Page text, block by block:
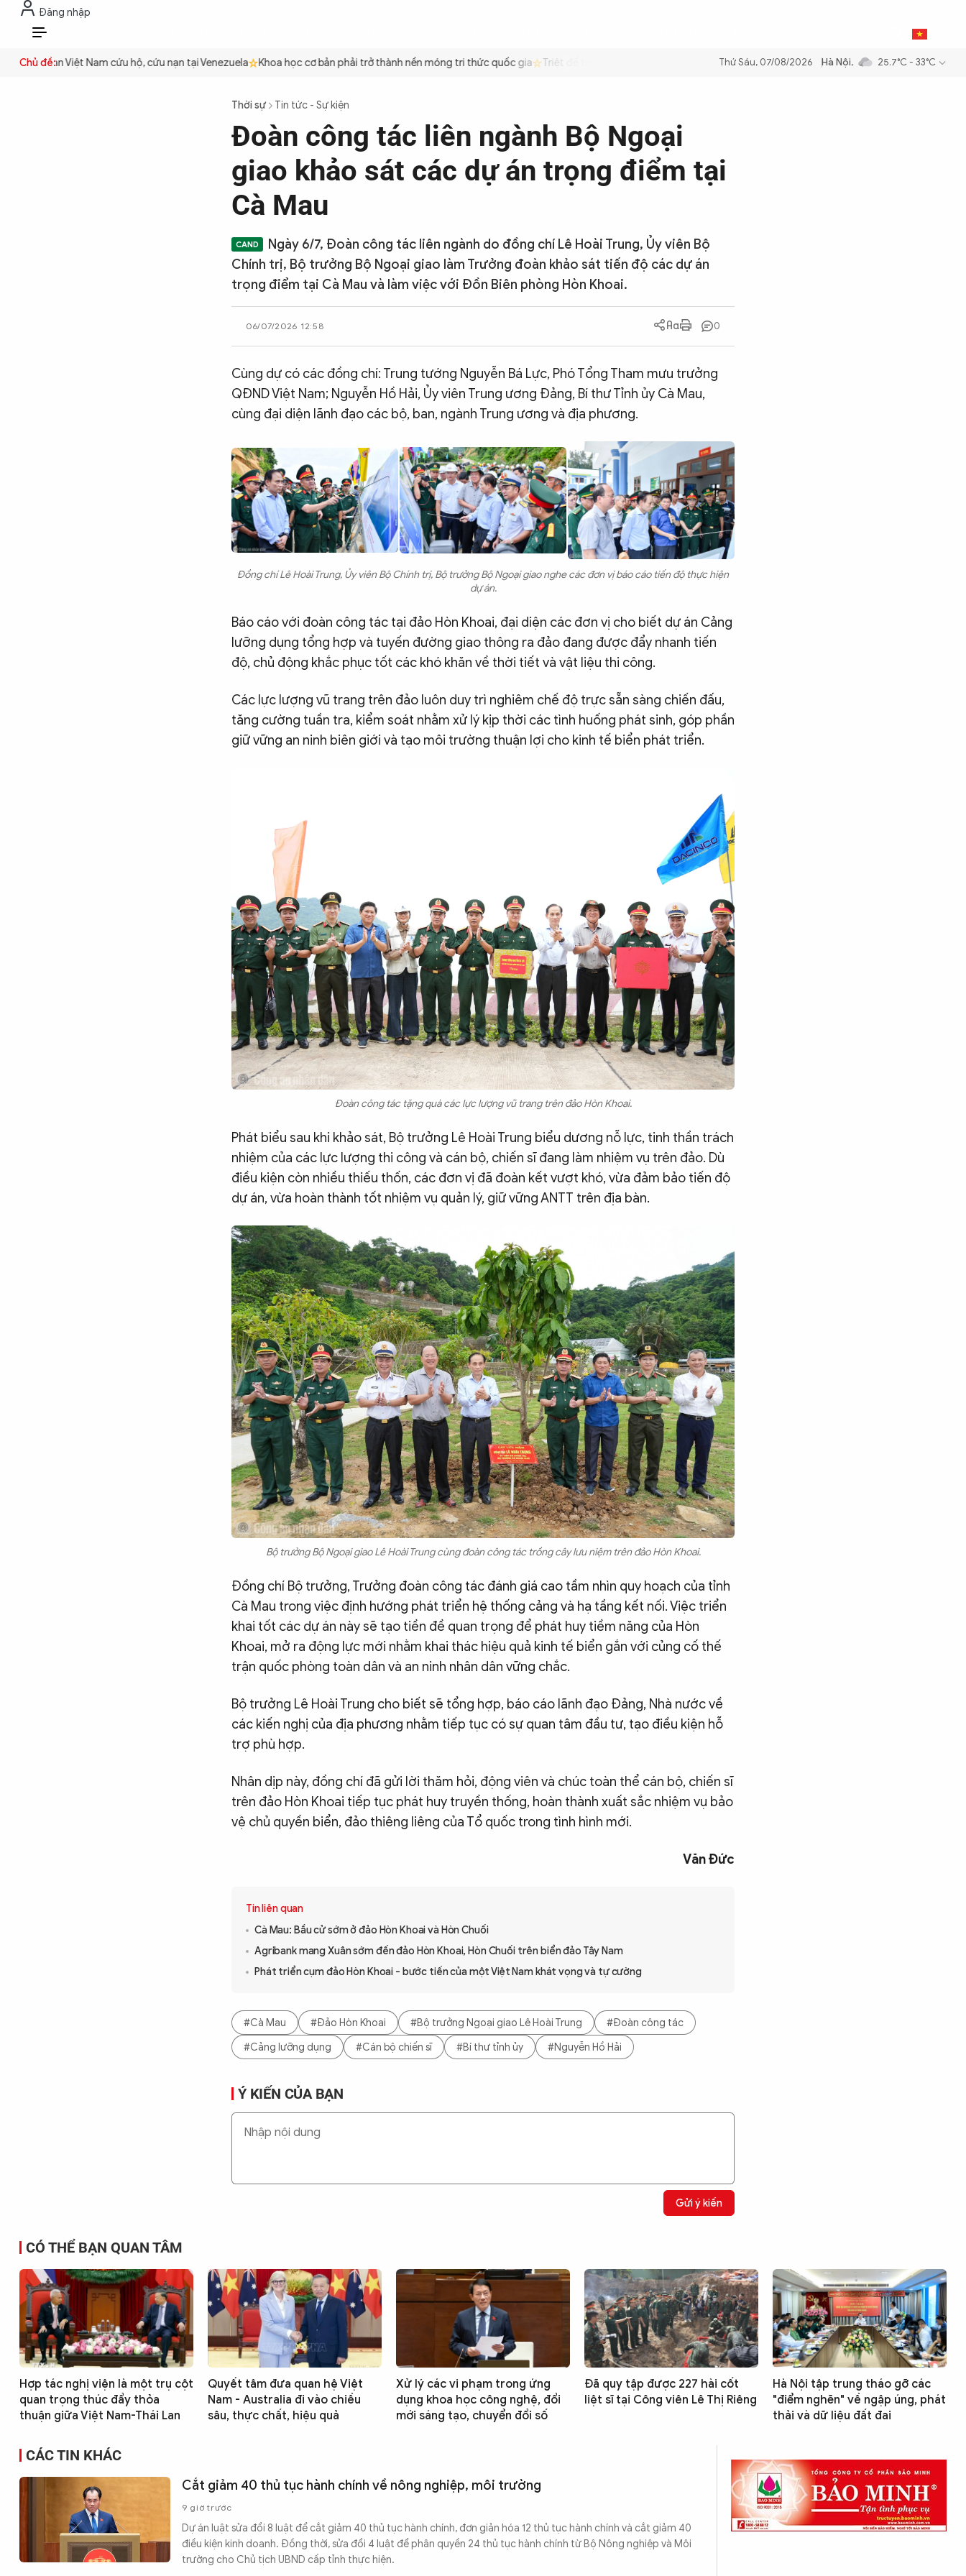
Đăng nhập
VI
Chủ đề:
Công an Việt Nam cứu hộ, cứu nạn tại Venezuela Khoa học cơ bản phải trở thành nền móng tri thức quốc gia Triệt để tiết kiệm xăng dầu để đảm bảo an ninh năng lượng quốc gia Thực hiện Nghị quyết
Thứ Sáu, 07/08/2026 Hà Nội, 25.7°C - 33°C
Thời sự Tin tức - Sự kiện
Đoàn công tác liên ngành Bộ Ngoại
giao khảo sát các dự án trọng điểm tại
Cà Mau
Ngày 6/7, Đoàn công tác liên ngành do đồng chí Lê Hoài Trung, Ủy viên Bộ
Chính trị, Bộ trưởng Bộ Ngoại giao làm Trưởng đoàn khảo sát tiến độ các dự án
trọng điểm tại Cà Mau và làm việc với Đồn Biên phòng Hòn Khoai.
06/07/2026 12:58 0
Cùng dự có các đồng chí: Trung tướng Nguyễn Bá Lực, Phó Tổng Tham mưu trưởng
QĐND Việt Nam; Nguyễn Hồ Hải, Ủy viên Trung ương Đảng, Bí thư Tỉnh ủy Cà Mau,
cùng đại diện lãnh đạo các bộ, ban, ngành Trung ương và địa phương.
Đồng chí Lê Hoài Trung, Ủy viên Bộ Chính trị, Bộ trưởng Bộ Ngoại giao nghe các đơn vị báo cáo tiến độ thực hiện
dự án.
Báo cáo với đoàn công tác tại đảo Hòn Khoai, đại diện các đơn vị cho biết dự án Cảng
lưỡng dụng tổng hợp và tuyến đường giao thông ra đảo đang được đẩy nhanh tiến
độ, chủ động khắc phục tốt các khó khăn về thời tiết và vật liệu thi công.
Các lực lượng vũ trang trên đảo luôn duy trì nghiêm chế độ trực sẵn sàng chiến đấu,
tăng cường tuần tra, kiểm soát nhằm xử lý kịp thời các tình huống phát sinh, góp phần
giữ vững an ninh biên giới và tạo môi trường thuận lợi cho kinh tế biển phát triển.
Đoàn công tác tặng quà các lực lượng vũ trang trên đảo Hòn Khoai.
Phát biểu sau khi khảo sát, Bộ trưởng Lê Hoài Trung biểu dương nỗ lực, tinh thần trách
nhiệm của các lực lượng thi công và cán bộ, chiến sĩ đang làm nhiệm vụ trên đảo. Dù
điều kiện còn nhiều thiếu thốn, các đơn vị đã đoàn kết vượt khó, vừa đảm bảo tiến độ
dự án, vừa hoàn thành tốt nhiệm vụ quản lý, giữ vững ANTT trên địa bàn.
Bộ trưởng Bộ Ngoại giao Lê Hoài Trung cùng đoàn công tác trồng cây lưu niệm trên đảo Hòn Khoai.
Đồng chí Bộ trưởng, Trưởng đoàn công tác đánh giá cao tầm nhìn quy hoạch của tỉnh
Cà Mau trong việc định hướng phát triển hệ thống cảng và hạ tầng kết nối. Việc triển
khai tốt các dự án này sẽ tạo tiền đề quan trọng để phát huy tiềm năng của Hòn
Khoai, mở ra động lực mới nhằm khai thác hiệu quả kinh tế biển gắn với củng cố thế
trận quốc phòng toàn dân và an ninh nhân dân vững chắc.
Bộ trưởng Lê Hoài Trung cho biết sẽ tổng hợp, báo cáo lãnh đạo Đảng, Nhà nước về
các kiến nghị của địa phương nhằm tiếp tục có sự quan tâm đầu tư, tạo điều kiện hỗ
trợ phù hợp.
Nhân dịp này, đồng chí đã gửi lời thăm hỏi, động viên và chúc toàn thể cán bộ, chiến sĩ
trên đảo Hòn Khoai tiếp tục phát huy truyền thống, hoàn thành xuất sắc nhiệm vụ bảo
vệ chủ quyền biển, đảo thiêng liêng của Tổ quốc trong tình hình mới.
Văn Đức
Tin liên quan
Cà Mau: Bầu cử sớm ở đảo Hòn Khoai và Hòn Chuối
Agribank mang Xuân sớm đến đảo Hòn Khoai, Hòn Chuối trên biển đảo Tây Nam
Phát triển cụm đảo Hòn Khoai - bước tiến của một Việt Nam khát vọng và tự cường
#Cà Mau #Đảo Hòn Khoai #Bộ trưởng Ngoại giao Lê Hoài Trung
#Đoàn công tác
#Cảng lưỡng dụng
#Cán bộ chiến sĩ #Bí thư tỉnh ủy #Nguyễn Hồ Hải
Ý KIẾN CỦA BẠN
Gửi ý kiến
CÓ THỂ BẠN QUAN TÂM
Hợp tác nghị viện là một trụ cột
quan trọng thúc đẩy thỏa
thuận giữa Việt Nam-Thái Lan
Quyết tâm đưa quan hệ Việt
Nam - Australia đi vào chiều
sâu, thực chất, hiệu quả
Xử lý các vi phạm trong ứng
dụng khoa học công nghệ, đổi
mới sáng tạo, chuyển đổi số
Đã quy tập được 227 hài cốt
liệt sĩ tại Công viên Lê Thị Riêng
Hà Nội tập trung tháo gỡ các
"điểm nghẽn" về ngập úng, phát
thải và dữ liệu đất đai
CÁC TIN KHÁC
Cắt giảm 40 thủ tục hành chính về nông nghiệp, môi trường
9 giờ trước
Dự án luật sửa đổi 8 luật để cắt giảm 40 thủ tục hành chính, đơn giản hóa 12 thủ tục hành chính và cắt giảm 40
điều kiện kinh doanh. Đồng thời, sửa đổi 4 luật để phân quyền 24 thủ tục hành chính từ Bộ Nông nghiệp và Môi
trường cho Chủ tịch UBND cấp tỉnh thực hiện.